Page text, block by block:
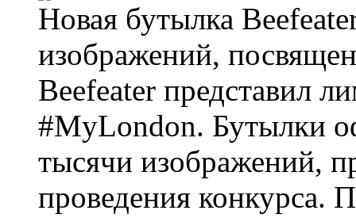
Новая бутылка
изображений,
Beefeater представил
#MyLondon. Бутылки
тысячи изображений,
проведения конкурса.